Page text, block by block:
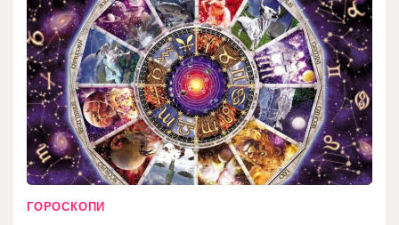
ГОРОСКОПИ